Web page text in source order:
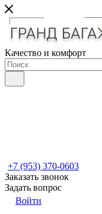
Качество и комфорт
+7 (953) 370-0603
Заказать звонок
Задать вопрос
Войти